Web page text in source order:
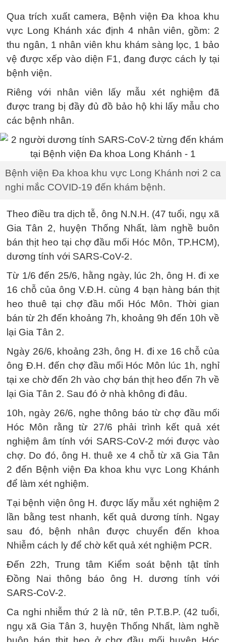
Qua trích xuất camera, Bệnh viện Đa khoa khu
vực Long Khánh xác định 4 nhân viên, gồm: 2
thu ngân, 1 nhân viên khu khám sàng lọc, 1 bảo
vệ được xếp vào diện F1, đang được cách ly tại
bệnh viện.
Riêng với nhân viên lấy mẫu xét nghiệm đã
được trang bị đầy đủ đồ bảo hộ khi lấy mẫu cho
các bệnh nhân.
Bệnh viện Đa khoa khu vực Long Khánh nơi 2 ca
nghi mắc COVID-19 đến khám bệnh.
Theo điều tra dịch tễ, ông N.N.H. (47 tuổi, ngụ xã
Gia Tân 2, huyện Thống Nhất, làm nghề buôn
bán thịt heo tại chợ đầu mối Hóc Môn, TP.HCM),
dương tính với SARS-CoV-2.
Từ 1/6 đến 25/6, hằng ngày, lúc 2h, ông H. đi xe
16 chỗ của ông V.Đ.H. cùng 4 bạn hàng bán thịt
heo thuê tại chợ đầu mối Hóc Môn. Thời gian
bán từ 2h đến khoảng 7h, khoảng 9h đến 10h về
lại Gia Tân 2.
Ngày 26/6, khoảng 23h, ông H. đi xe 16 chỗ của
ông Đ.H. đến chợ đầu mối Hóc Môn lúc 1h, nghỉ
tại xe chờ đến 2h vào chợ bán thịt heo đến 7h về
lại Gia Tân 2. Sau đó ở nhà không đi đâu.
10h, ngày 26/6, nghe thông báo từ chợ đầu mối
Hóc Môn rằng từ 27/6 phải trình kết quả xét
nghiệm âm tính với SARS-CoV-2 mới được vào
chợ. Do đó, ông H. thuê xe 4 chỗ từ xã Gia Tân
2 đến Bệnh viện Đa khoa khu vực Long Khánh
để làm xét nghiệm.
Tại bệnh viện ông H. được lấy mẫu xét nghiệm 2
lần bằng test nhanh, kết quả dương tính. Ngay
sau đó, bệnh nhân được chuyển đến khoa
Nhiễm cách ly để chờ kết quả xét nghiệm PCR.
Đến 22h, Trung tâm Kiểm soát bệnh tật tỉnh
Đồng Nai thông báo ông H. dương tính với
SARS-CoV-2.
Ca nghi nhiễm thứ 2 là nữ, tên P.T.B.P. (42 tuổi,
ngụ xã Gia Tân 3, huyện Thống Nhất, làm nghề